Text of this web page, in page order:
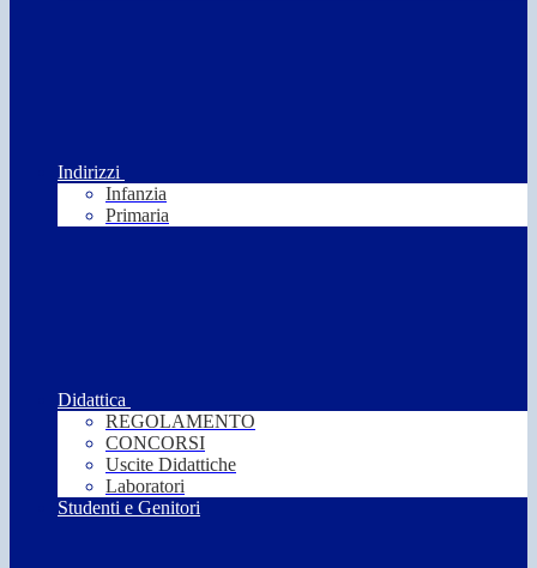
Indirizzi
Infanzia
Primaria
Didattica
REGOLAMENTO
CONCORSI
Uscite Didattiche
Laboratori
Studenti e Genitori